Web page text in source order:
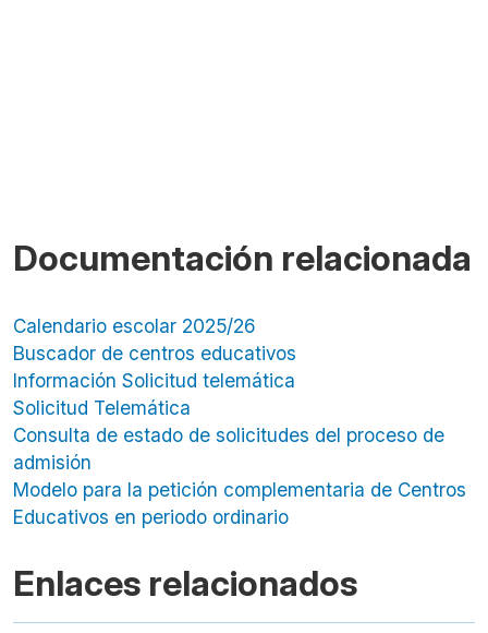
Documentación relacionada
Calendario escolar 2025/26
Buscador de centros educativos
Información Solicitud telemática
Solicitud Telemática
Consulta de estado de solicitudes del proceso de
admisión
Modelo para la petición complementaria de Centros
Educativos en periodo ordinario
Enlaces relacionados